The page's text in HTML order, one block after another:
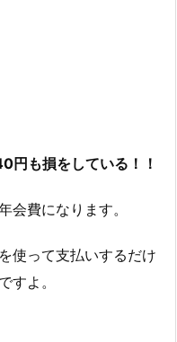
円も損をしている！！
会費になります。
使って支払いするだけ
すよ。